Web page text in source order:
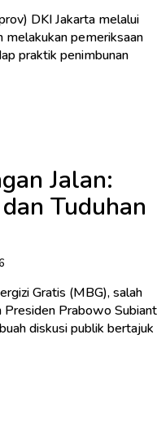
DKI Jakarta melalui
melakukan pemeriksaan
praktik penimbunan
Jalan:
Tuduhan
Gratis (MBG), salah
Prabowo